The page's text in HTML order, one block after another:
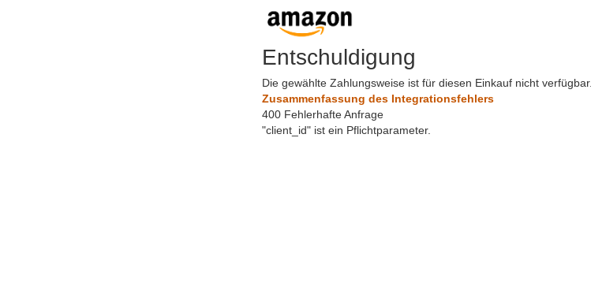
Entschuldigung
Die gewählte Zahlungsweise ist für diesen Einkauf nicht
Zusammenfassung des Integrationsfehlers
400 Fehlerhafte Anfrage
"client_id" ist ein Pflichtparameter.